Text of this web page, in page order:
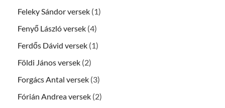
Feleky Sándor versek (1)
Fenyő László versek (4)
Ferdős Dávid versek (1)
Földi János versek (2)
Forgács Antal versek (3)
Fórián Andrea versek (2)